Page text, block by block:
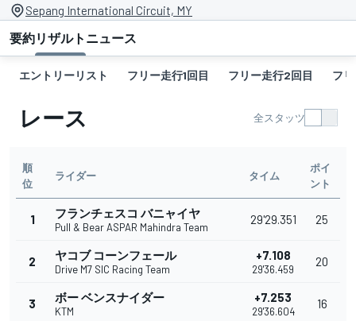
Sepang International Circuit, MY
要約リザルト ニュース
エントリーリスト フリー走行1回目 フリー走行2回目 フ
レース 全スタッツ
順
位
ライダー タイム
ポイ
ント
1 フランチェスコ バニャイヤ
Pull & Bear ASPAR Mahindra Team
29'29.351 25
2 ヤコブ コーンフェール
Drive M7 SIC Racing Team
+7.108
29'36.459
20
3 ボー ベンスナイダー
KTM
+7.253
29'36.604
16